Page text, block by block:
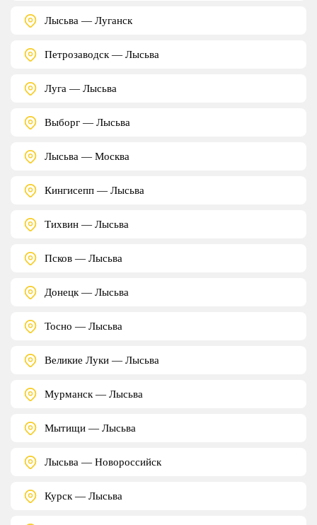
Лысьва — Луганск
Петрозаводск — Лысьва
Луга — Лысьва
Выборг — Лысьва
Лысьва — Москва
Кингисепп — Лысьва
Тихвин — Лысьва
Псков — Лысьва
Донецк — Лысьва
Тосно — Лысьва
Великие Луки — Лысьва
Мурманск — Лысьва
Мытищи — Лысьва
Лысьва — Новороссийск
Курск — Лысьва